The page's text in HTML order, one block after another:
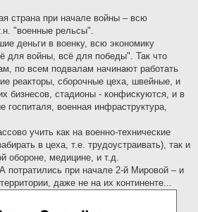
страна при начале войны – всю
"военные рельсы".
деньги в военку, всю экономику
для войны, всё для победы". Так что
по всем подвалам начинают работать
реакторы, сборочные цеха, швейные, и
бизнесов, стадионы - конфискуются, и в
госпиталя, военная инфраструктура,
учить как на военно-технические
в цеха, т.е. трудоустраивать), так и
обороне, медицине, и т.д.
потратились при начале 2-й Мировой – и
даже не на их континенте...